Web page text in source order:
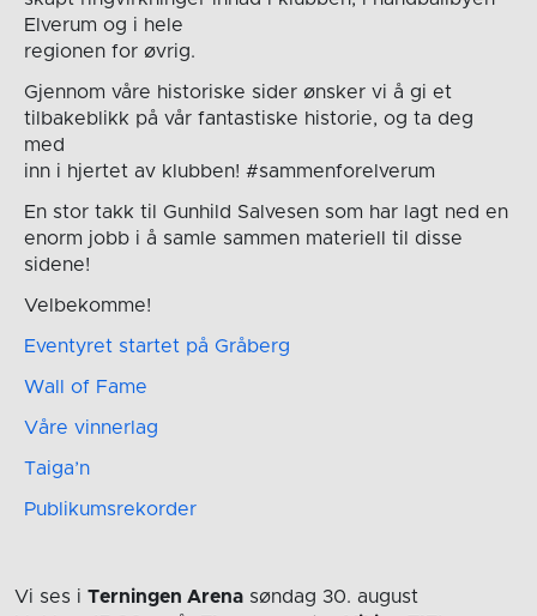
Elverum og i hele
regionen for øvrig.
Gjennom våre historiske sider ønsker vi å gi et
tilbakeblikk på vår fantastiske historie, og ta deg
med
inn i hjertet av klubben! #sammenforelverum
En stor takk til Gunhild Salvesen som har lagt ned en
enorm jobb i å samle sammen materiell til disse
sidene!
Velbekomme!
Eventyret startet på Gråberg
Wall of Fame
Våre vinnerlag
Taiga’n
Publikumsrekorder
Vi ses i Terningen Arena søndag 30. august